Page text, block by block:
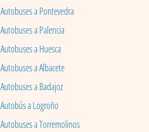
Autobuses a Pontevedra
Autobuses a Palencia
Autobuses a Huesca
Autobuses a Albacete
Autobuses a Badajoz
Autobús a Logroño
Autobuses a Torremolinos